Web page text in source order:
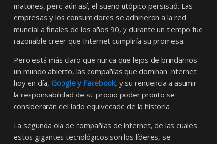
matones, pero aún así, el sueño utópico persistió. Las
empresas y los consumidores se adhirieron a la red
mundial a finales de los años 90, y durante un tiempo fue
razonable creer que Internet cumpliría su promesa.
Pero está más claro que nunca que lejos de brindarnos
un mundo abierto, las compañías que dominan Internet
hoy en día,Google y Facebook, y su renuencia a asumir
la responsabilidad de su propio poder pronto se
considerarán del lado equivocado de la historia.
La segunda ola de compañías de internet, de las cuales
estos gigantes tecnológicos son los líderes, se